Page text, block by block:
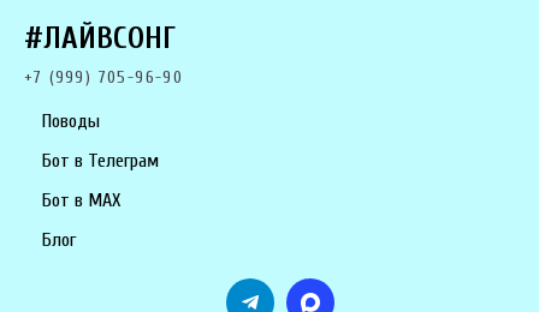
#ЛАЙВСОНГ
+7 (999) 705-96-90
Поводы
Бот в Телеграм
Бот в MAX
Блог